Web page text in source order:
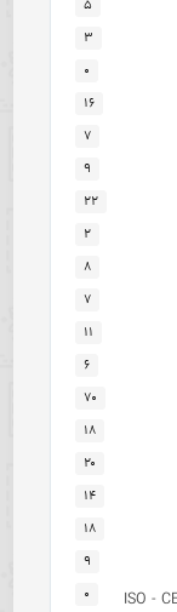
۵
۳
۰
۱۶
۷
۹
۲۲
۲
۸
۷
۱۱
۶
۷۰
۱۸
۲۰
۱۴
۱۸
۹
۰